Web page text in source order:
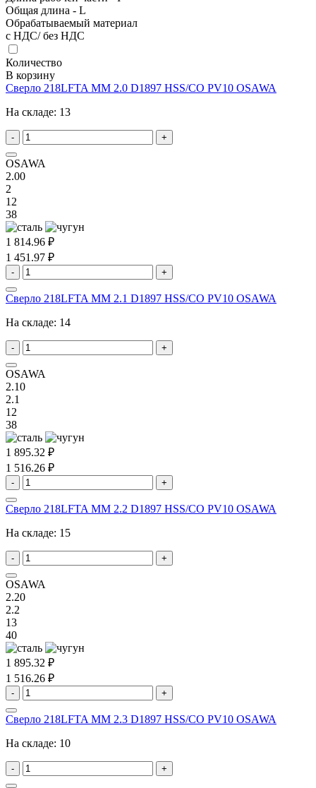
Общая длина - L
Обрабатываемый материал
с НДС/ без НДС
Количество
В корзину
Сверло 218LFTA MM 2.0 D1897 HSS/CO PV10 OSAWA
На складе: 13
- +
OSAWA
2.00
2
12
38
1 814.96 ₽
1 451.97 ₽
- +
Сверло 218LFTA MM 2.1 D1897 HSS/CO PV10 OSAWA
На складе: 14
- +
OSAWA
2.10
2.1
12
38
1 895.32 ₽
1 516.26 ₽
- +
Сверло 218LFTA MM 2.2 D1897 HSS/CO PV10 OSAWA
На складе: 15
- +
OSAWA
2.20
2.2
13
40
1 895.32 ₽
1 516.26 ₽
- +
Сверло 218LFTA MM 2.3 D1897 HSS/CO PV10 OSAWA
На складе: 10
- +